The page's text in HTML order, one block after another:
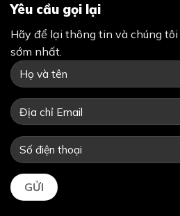
Yêu cầu gọi lại
Hãy để lại thông tin và chúng
sớm nhất.